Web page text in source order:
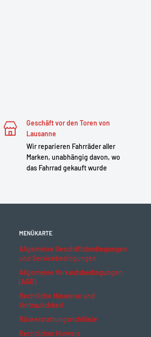
Geschäft vor den Toren von
Lausanne
Wir reparieren Fahrräder aller
Marken, unabhängig davon, wo
das Fahrrad gekauft wurde
MENÜKARTE
Allgemeine Geschäftsbedingungen
und Servicebedingungen
Allgemeine Verkaufsbedingungen
(AGB)
Rechtliche Hinweise und
Vertraulichkeit
Rückerstattungsrichtlinie
Rechtlicher Hinweis